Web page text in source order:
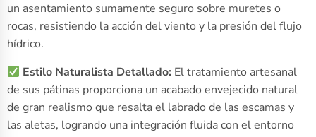
un asentamiento sumamente seguro sobre muretes o
rocas, resistiendo la acción del viento y la presión del flujo
hídrico.
Estilo Naturalista Detallado: El tratamiento artesanal
de sus pátinas proporciona un acabado envejecido natural
de gran realismo que resalta el labrado de las escamas y
las aletas, logrando una integración fluida con el entorno